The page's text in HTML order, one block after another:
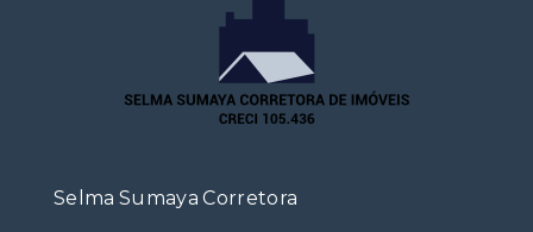
Selma Sumaya Corretora